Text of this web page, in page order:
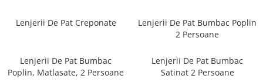
Cearceaf normal
Lenjerii De Pat Bumbac Poplin 2
Persoane
Lenjerii De Pat Creponate
Lenjerii De Pat Bumbac Poplin
2 Persoane
Lenjerii De Pat Bumbac
Poplin, Matlasate, 2 Persoane
Lenjerii De Pat Bumbac
Satinat 2 Persoane